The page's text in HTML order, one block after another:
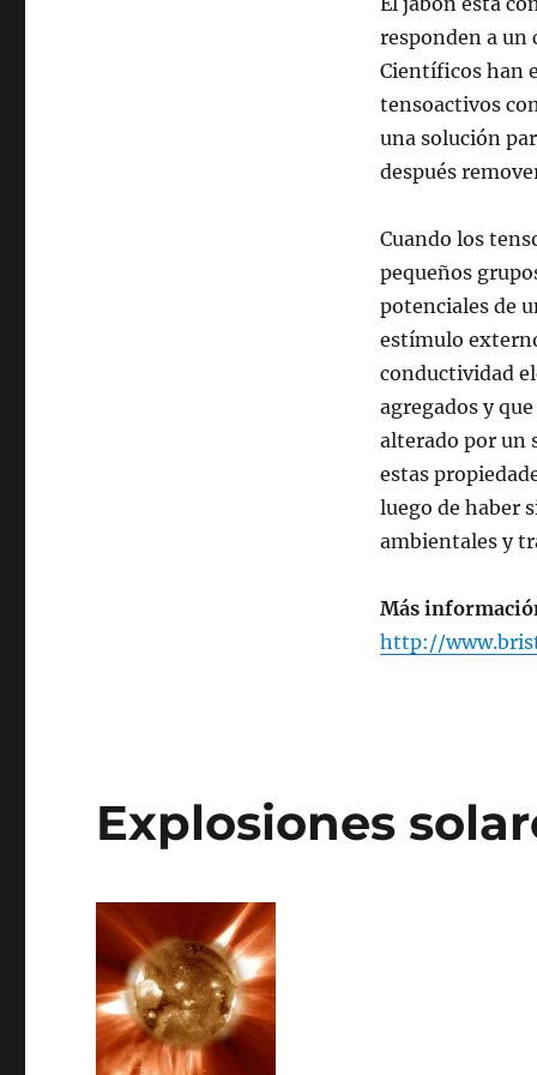
responden a un
Científicos han
tensoactivos
una solución
después
Cuando los
pequeños
potenciales de
estímulo
conductividad
agregados y
alterado por un
estas
luego de haber
ambientales y
Más
http://
Explosiones